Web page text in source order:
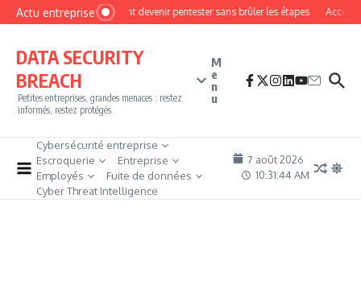
Aller au contenu
Actu entrepriseComment devenir pentester sans brûler les étapes Accès
DATA SECURITY
BREACH
Petites entreprises, grandes menaces : restez
informés, restez protégés
M
e
n
u
Cybersécurité entreprise
Escroquerie
Entreprise
Employés
Fuite de données
Cyber Threat Intelligence
7 août 2026
10:31:45 AM